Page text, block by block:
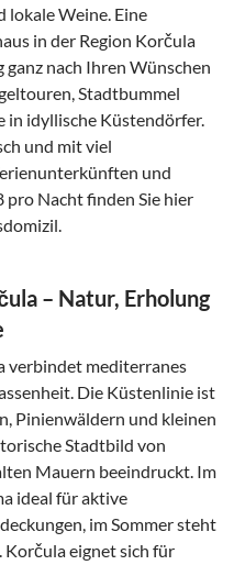
lokale Weine. Eine
in der Region Korčula
ganz nach Ihren Wünschen
Stadtbummel
in idyllische Küstendörfer.
und mit viel
und
pro Nacht finden Sie hier
– Natur, Erholung
verbindet mediterranes
Die Küstenlinie ist
Pinienwäldern und kleinen
Stadtbild von
Mauern beeindruckt. Im
ideal für aktive
im Sommer steht
eignet sich für